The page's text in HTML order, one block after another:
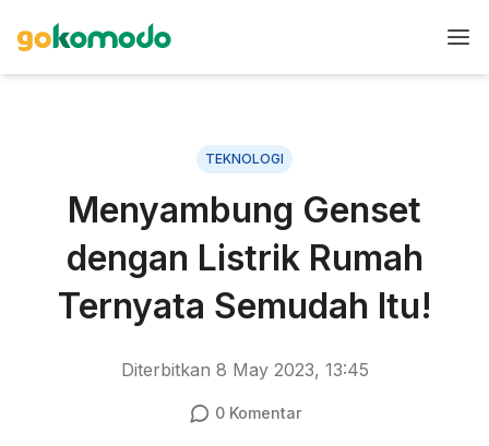
TEKNOLOGI
Menyambung Genset
dengan Listrik Rumah
Ternyata Semudah Itu!
Diterbitkan 8 May 2023, 13:45
0Komentar